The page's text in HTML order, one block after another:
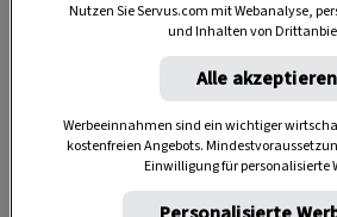
Anzeige
Nutzen Sie Servus.com mit Webanalyse,
und Inhalten von
Alle akzeptieren
Werbeeinnahmen sind ein wichtiger
kostenfreien Angebots.
Einwilligung für personalisierte